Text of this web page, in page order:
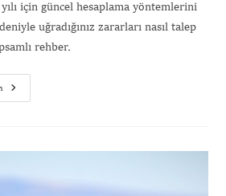
için güncel hesaplama yöntemlerini
uğradığınız zararları nasıl talep
rehber.